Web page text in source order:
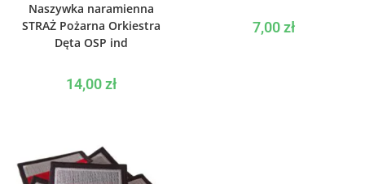
Naszywka naramienna
STRAŻ Pożarna Orkiestra
Dęta OSP ind
14,00zł
7,00zł